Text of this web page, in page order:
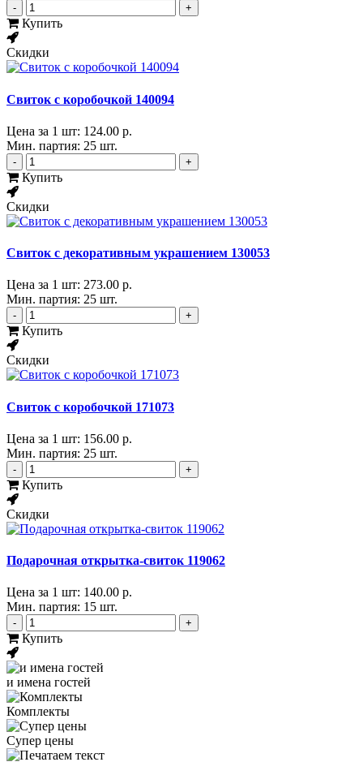
- +
Купить
Скидки
Свиток с коробочкой 140094
Цена за 1 шт: 124.00 р.
Мин. партия: 25 шт.
- +
Купить
Скидки
Свиток с декоративным украшением 130053
Цена за 1 шт: 273.00 р.
Мин. партия: 25 шт.
- +
Купить
Скидки
Свиток с коробочкой 171073
Цена за 1 шт: 156.00 р.
Мин. партия: 25 шт.
- +
Купить
Скидки
Подарочная открытка-свиток 119062
Цена за 1 шт: 140.00 р.
Мин. партия: 15 шт.
- +
Купить
и имена гостей
Комплекты
Супер цены